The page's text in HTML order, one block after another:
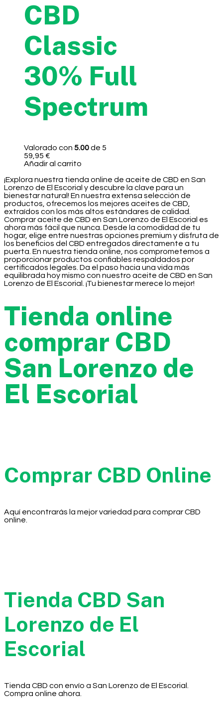
CBD
Classic
30% Full
Spectrum
Valorado con 5.00de 5
59,95 €
Añadir al carrito
¡Explora nuestra tienda online de aceite de CBD en San
Lorenzo de El Escorial y descubre la clave para un
bienestar natural! En nuestra extensa selección de
productos, ofrecemos los mejores aceites de CBD,
extraídos con los más altos estándares de calidad.
Comprar aceite de CBD en San Lorenzo de El Escorial es
ahora más fácil que nunca. Desde la comodidad de tu
hogar, elige entre nuestras opciones premium y disfruta de
los beneficios del CBD entregados directamente a tu
puerta. En nuestra tienda online, nos comprometemos a
proporcionar productos confiables respaldados por
certificados legales. Da el paso hacia una vida más
equilibrada hoy mismo con nuestro aceite de CBD en San
Lorenzo de El Escorial. ¡Tu bienestar merece lo mejor!
Tienda online
comprar CBD
San Lorenzo de
El Escorial
Comprar CBD Online
Aquí encontrarás la mejor variedad para comprar CBD
online.
Tienda CBD San
Lorenzo de El
Escorial
Tienda CBD con envío a San Lorenzo de El Escorial.
Compra online ahora.